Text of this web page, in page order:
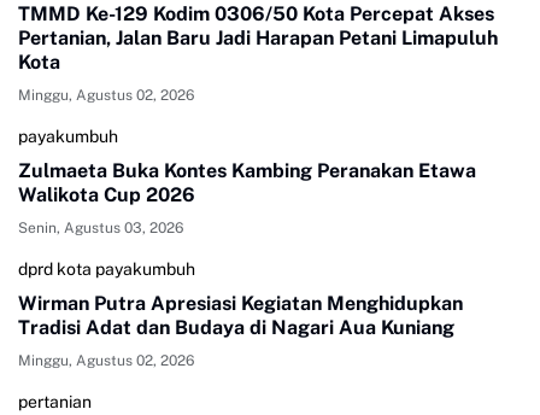
TMMD Ke-129 Kodim 0306/50 Kota Percepat Akses
Pertanian, Jalan Baru Jadi Harapan Petani Limapuluh
Kota
Minggu, Agustus 02, 2026
payakumbuh
Zulmaeta Buka Kontes Kambing Peranakan Etawa
Walikota Cup 2026
Senin, Agustus 03, 2026
dprd kota payakumbuh
Wirman Putra Apresiasi Kegiatan Menghidupkan
Tradisi Adat dan Budaya di Nagari Aua Kuniang
Minggu, Agustus 02, 2026
pertanian